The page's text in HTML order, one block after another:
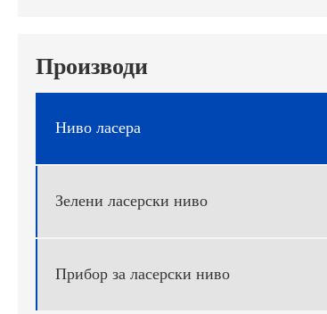
Производи
Ниво ласера
Зелени ласерски ниво
Прибор за ласерски ниво